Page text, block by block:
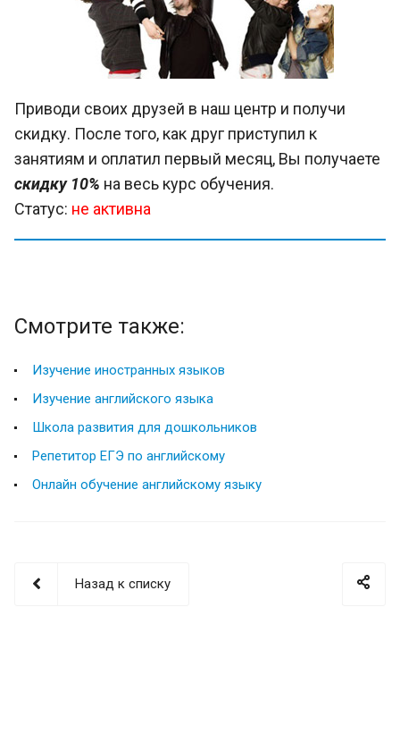
Приводи своих друзей в наш центр и получи
скидку. После того, как друг приступил к
занятиям и оплатил первый месяц, Вы получаете
скидку 10% на весь курс обучения.
Статус: не активна
Смотрите также:
Изучение иностранных языков
Изучение английского языка
Школа развития для дошкольников
Репетитор ЕГЭ по английскому
Онлайн обучение английскому языку
Назад к списку